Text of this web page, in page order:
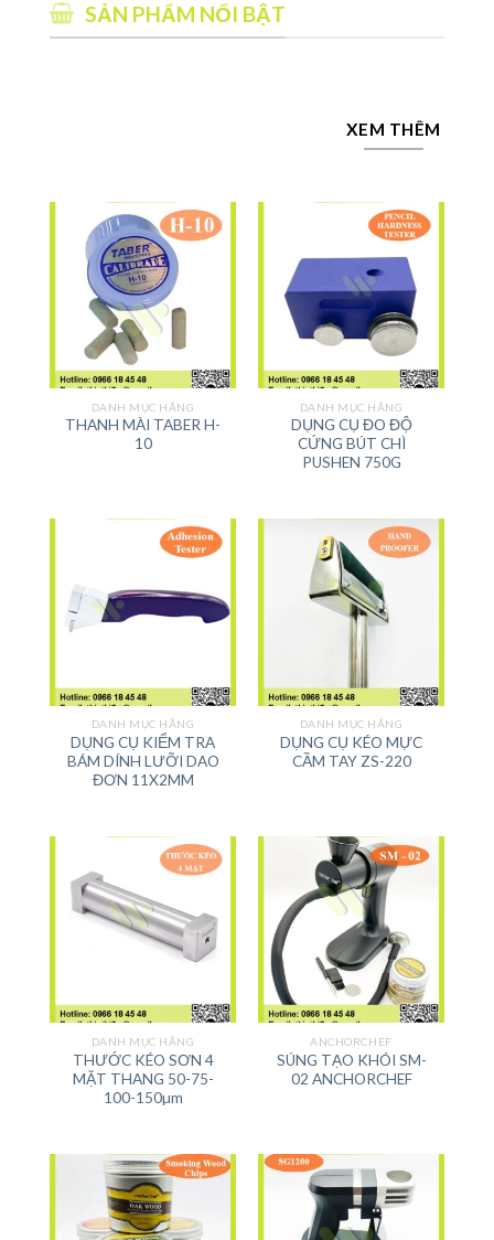
SẢN PHẨM NỔI BẬT
XEM THÊM
DANH MỤC HÃNG
THANH MÀI TABER H-
10
DANH MỤC HÃNG
DỤNG CỤ ĐO ĐỘ
CỨNG BÚT CHÌ
PUSHEN 750G
DANH MỤC HÃNG
DỤNG CỤ KIỂM TRA
BÁM DÍNH LƯỠI DAO
ĐƠN 11X2MM
DANH MỤC HÃNG
DỤNG CỤ KÉO MỰC
CẦM TAY ZS-220
DANH MỤC HÃNG
THƯỚC KÉO SƠN 4
MẶT THANG 50-75-
100-150µm
ANCHORCHEF
SÚNG TẠO KHÓI SM-
02 ANCHORCHEF